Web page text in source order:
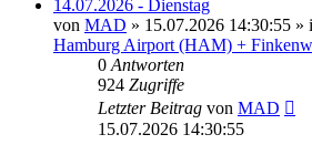
14.07.2026 - Dienstag
von MAD » 15.07.2026 14:30:55 »
Hamburg Airport (HAM) +
0 Antworten
924 Zugriffe
Letzter Beitrag von MAD
15.07.2026 14:30:55